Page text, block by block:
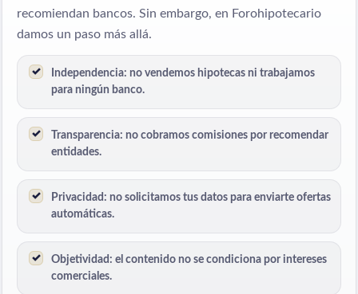
recomiendan bancos. Sin embargo, en Forohipotecario
damos un paso más allá.
Independencia: no vendemos hipotecas ni trabajamos
para ningún banco.
Transparencia: no cobramos comisiones por recomendar
entidades.
Privacidad: no solicitamos tus datos para enviarte ofertas
automáticas.
Objetividad: el contenido no se condiciona por intereses
comerciales.